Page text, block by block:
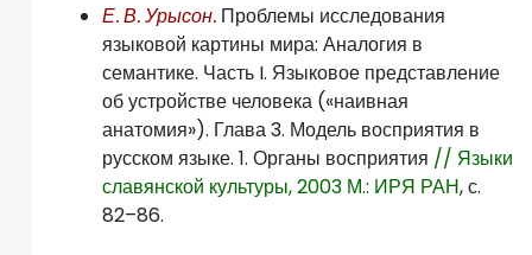
Е. В. Урысон. Проблемы исследования
языковой картины мира: Аналогия в
семантике. Часть I. Языковое представление
об устройстве человека («наивная
анатомия»). Глава 3. Модель восприятия в
русском языке. 1. Органы восприятия // Языки
славянской культуры, 2003 М.: ИРЯ РАН, с.
82–86.